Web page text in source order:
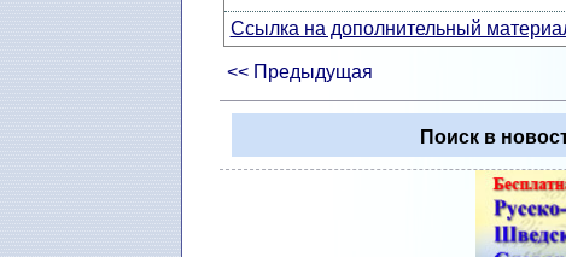
Ссылка на дополнительный
<< Предыдущая
Поиск в